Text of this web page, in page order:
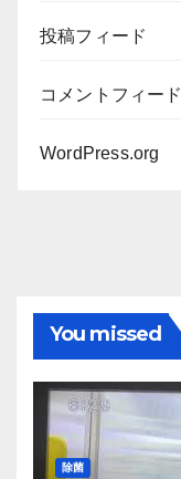
投稿フィード
コメントフィード
WordPress.org
You missed
除菌